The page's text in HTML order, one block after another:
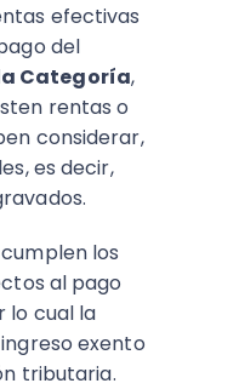
efectivas
del
Categoría,
rentas o
considerar,
es decir,
los
al pago
lo cual la
exento
tributaria.